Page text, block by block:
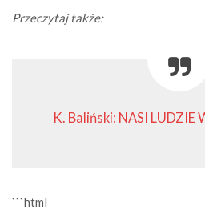
Przeczytaj także:
K. Baliński: NASI LUDZIE
```html